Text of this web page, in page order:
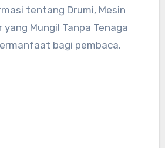
tentang Drumi, Mesin
yang Mungil Tanpa Tenaga
bagi pembaca.